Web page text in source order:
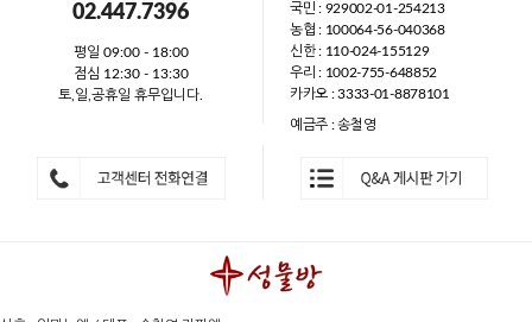
02.447.7396
평일 09:00 - 18:00
점심 12:30 - 13:30
토,일,공휴일 휴무입니다.
국민 : 929002-01-254213
농협 : 100064-56-040368
신한 : 110-024-155129
우리 : 1002-755-648852
카카오 : 3333-01-8878101
예금주 : 송철영